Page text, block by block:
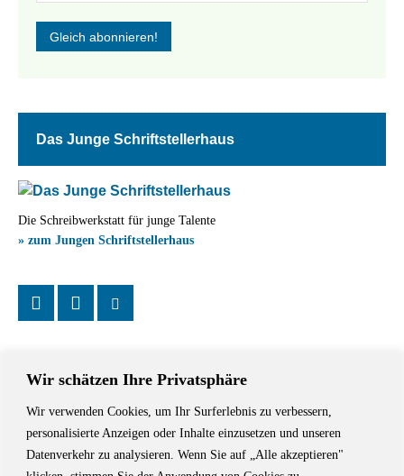
Wir schätzen Ihre Privatsphäre
Wir verwenden Cookies, um Ihr Surferlebnis zu verbessern,
personalisierte Anzeigen oder Inhalte einzusetzen und unseren
Datenverkehr zu analysieren. Wenn Sie auf „Alle akzeptieren"
Das Junge Schriftstellerhaus
Die Schreibwerkstatt für junge Talente
» zum Jungen Schriftstellerhaus
Das Schriftstellerhaus ist ein beliebter Treffpunkt für Autorinnen und
Autoren aus Stuttgart und der Region sowie ein Veranstaltungsort für
Lesungen, Tagungen und Schreibwerkstätten.